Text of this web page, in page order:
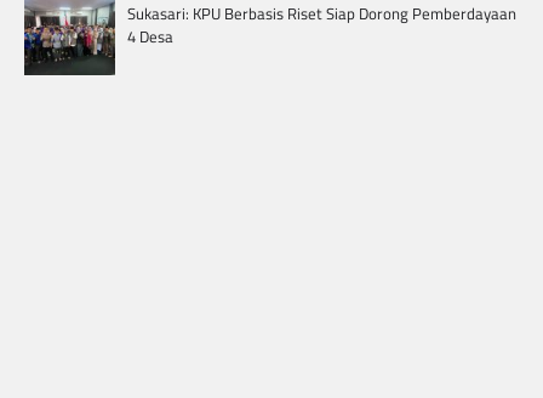
Sukasari: KPU Berbasis Riset Siap Dorong Pemberdayaan
4 Desa